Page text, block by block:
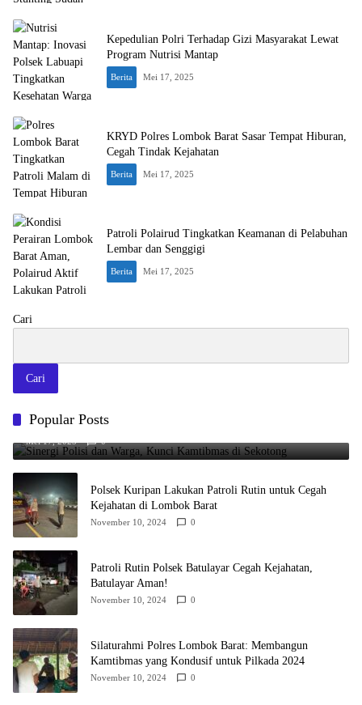
Kepedulian Polri Terhadap Gizi Masyarakat Lewat
Program Nutrisi Mantap
Berita Mei 17, 2025
KRYD Polres Lombok Barat Sasar Tempat Hiburan,
Cegah Tindak Kejahatan
Berita Mei 17, 2025
Patroli Polairud Tingkatkan Keamanan di Pelabuhan
Lembar dan Senggigi
Berita Mei 17, 2025
Cari
Cari
Popular Posts
Sinergi Polisi dan Warga, Kunci Kamtibmas di Sekotong
Mei 17, 2025 0
Polsek Kuripan Lakukan Patroli Rutin untuk Cegah
Kejahatan di Lombok Barat
November 10, 2024 0
Patroli Rutin Polsek Batulayar Cegah Kejahatan,
Batulayar Aman!
November 10, 2024 0
Silaturahmi Polres Lombok Barat: Membangun
Kamtibmas yang Kondusif untuk Pilkada 2024
November 10, 2024 0